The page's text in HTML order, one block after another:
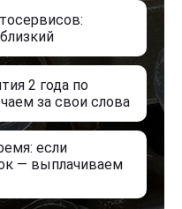
2 года по
за свои слова
если
— выплачиваем